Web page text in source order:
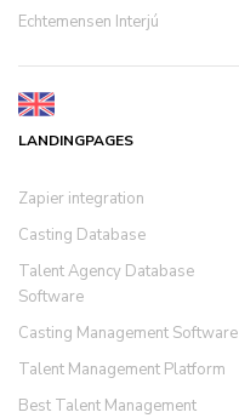
Echtemensen Interjú
LANDINGPAGES
Zapier integration
Casting Database
Talent Agency Database
Software
Casting Management Software
Talent Management Platform
Best Talent Management